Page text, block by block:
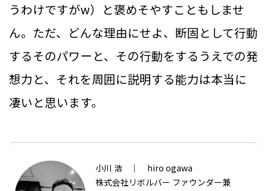
うわけですがw）と褒めそやすこともしませ
ん。ただ、どんな理由にせよ、断固として行動
するそのパワーと、その行動をするうえでの発
想力と、それを周囲に説明する能力は本当に
凄いと思います。
小川 浩 ｜ hiro ogawa
株式会社リボルバー ファウンダー兼